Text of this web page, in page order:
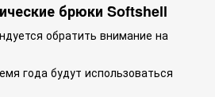
брюки Softshell
обратить внимание на
года будут использоваться